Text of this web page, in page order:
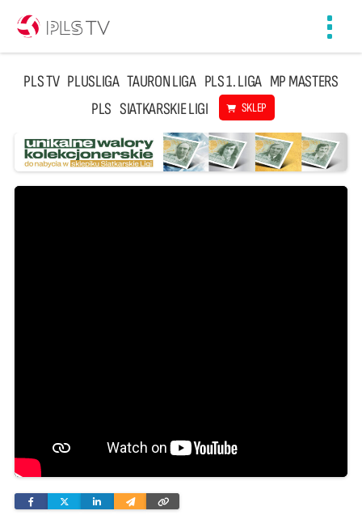
PLS TV PLUSLIGA TAURON LIGA PLS 1. LIGA MP MASTERS
PLS SIATKARSKIE LIGI SKLEP
FacebookTwitterLinkedinWyślij
e-
Skopiuj
link